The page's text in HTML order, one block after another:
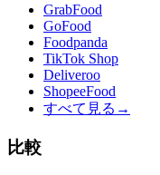
GrabFood
GoFood
Foodpanda
TikTok Shop
Deliveroo
ShopeeFood
すべて見る →
比較